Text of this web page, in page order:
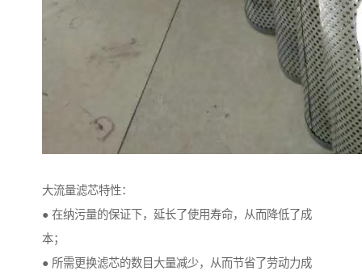
大流量滤芯特性：
● 在纳污量的保证下，延长了使用寿命，从而降低了成
本；
● 所需更换滤芯的数目大量减少，从而节省了劳动力成